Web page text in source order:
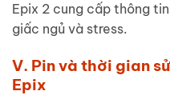
Epix 2 cung cấp thông
giấc ngủ và stress.
V. Pin và thời gian
Epix